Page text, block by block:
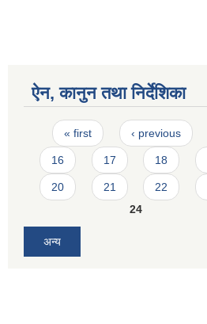
ऐन, कानुन तथा निर्देशिका
Pages
« first ‹ previous
16 17 18
20 21 22
24
अन्य